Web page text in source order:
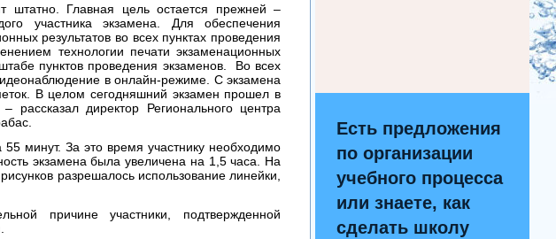
штатно. Главная цель остается прежней –
участника экзамена. Для обеспечения
результатов во всех пунктах проведения
технологии печати экзаменационных
пунктов проведения экзаменов. Во всех
в онлайн-режиме. С экзамена
В целом сегодняшний экзамен прошел в
директор Регионального центра
минут. За это время участнику необходимо
экзамена была увеличена на 1,5 часа. На
разрешалось использование линейки,
причине участники, подтвержденной
Есть предложения
по организации
учебного процесса
или знаете, как
сделать школу